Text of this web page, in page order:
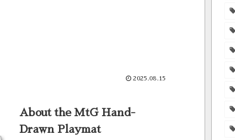
2025.08.15
About the MtG Hand-
Drawn Playmat